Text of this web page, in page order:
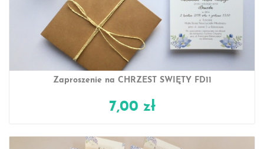
Zaproszenie na CHRZEST ŚWIĘTY FD11
7,00 zł